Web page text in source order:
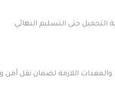
حتى التسليم النهائي.
اللازمة لضمان نقل آمن